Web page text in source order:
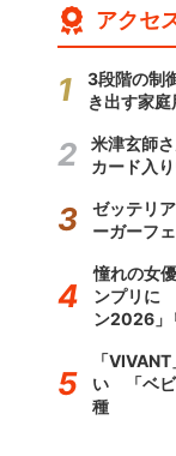
アクセ
3段階の制
き出す家
米津玄師
カード入
ゼッテリ
ーガーフェ
憧れの女
ンプリに
ン2026」
「
い 「ベビ
種